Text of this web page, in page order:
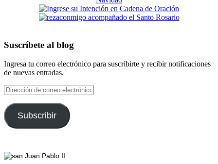
Suscríbete al blog
Ingresa tu correo electrónico para suscribirte y recibir notificaciones
de nuevas entradas.
Dirección
de
correo
electrónico
Subscribir